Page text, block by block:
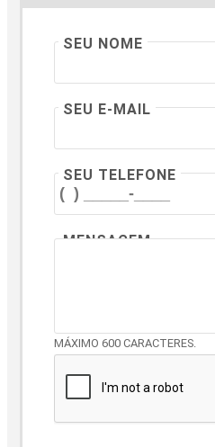
SEU NOME
SEU E-MAIL
SEU TELEFONE
MENSAGEM
MÁXIMO 600 CARACTERES.